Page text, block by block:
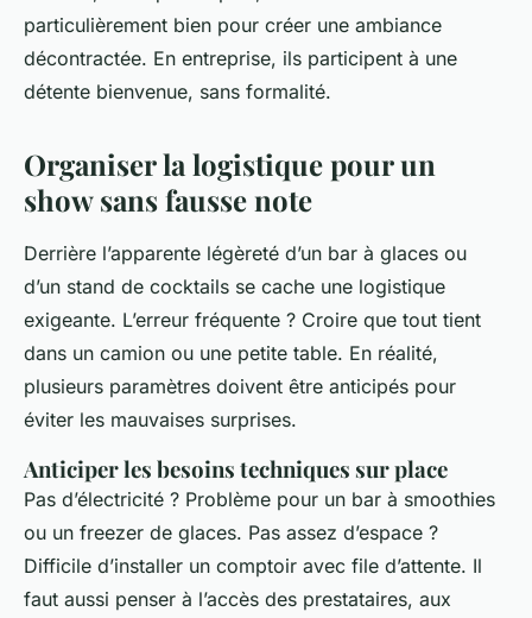
particulièrement bien pour créer une ambiance
décontractée. En entreprise, ils participent à une
détente bienvenue, sans formalité.
Organiser la logistique pour un
show sans fausse note
Derrière l’apparente légèreté d’un bar à glaces ou
d’un stand de cocktails se cache une logistique
exigeante. L’erreur fréquente ? Croire que tout tient
dans un camion ou une petite table. En réalité,
plusieurs paramètres doivent être anticipés pour
éviter les mauvaises surprises.
Anticiper les besoins techniques sur place
Pas d’électricité ? Problème pour un bar à smoothies
ou un freezer de glaces. Pas assez d’espace ?
Difficile d’installer un comptoir avec file d’attente. Il
faut aussi penser à l’accès des prestataires, aux